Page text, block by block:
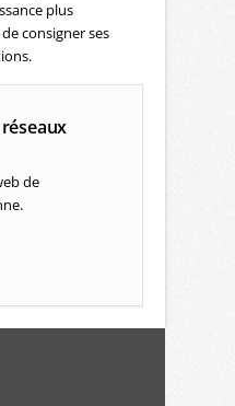
plus
consigner ses
de